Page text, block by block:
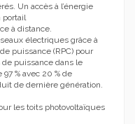
Un accès à l’énergie
portail
à distance.
électriques grâce à
puissance (RPC) pour
puissance dans le
% avec 20 % de
de dernière génération.
les toits photovoltaïques